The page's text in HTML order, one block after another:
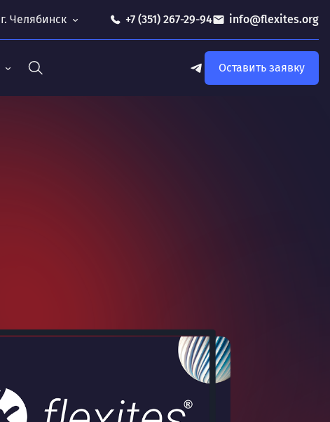
г. Челябинск +7 (351) 267-29-94 info@flexites.org
Оставить заявку